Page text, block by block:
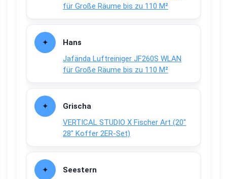
für Große Räume bis zu 110 M²
Hans
Jafända Luftreiniger JF260S WLAN
für Große Räume bis zu 110 M²
Grischa
VERTICAL STUDIO X Fischer Art (20″
28″ Koffer 2ER-Set)
Seestern